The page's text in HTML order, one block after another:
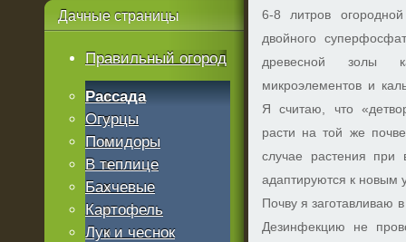
6-8 литров
двойного
древесной золы
микроэлементов и
Я считаю, что
расти на той же
случае растения при
адаптируются к новым
Почву я заготавливаю
Дезинфекцию не
Дачные страницы
Правильный огород
Рассада
Огурцы
Помидоры
В теплице
Бахчевые
Картофель
Лук и чеснок